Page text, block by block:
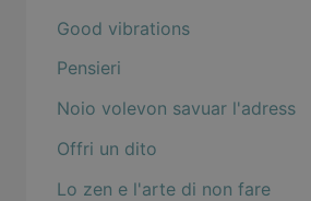
Good vibrations
Pensieri
Noio volevon savuar l'adress
Offri un dito
Lo zen e l'arte di non fare